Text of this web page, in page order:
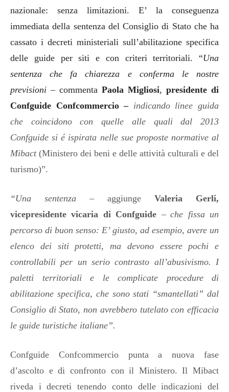
nazionale: senza limitazioni. E’ la conseguenza
immediata della sentenza del Consiglio di Stato che ha
cassato i decreti ministeriali sull’abilitazione specifica
delle guide per siti e con criteri territoriali. “Una
sentenza che fa chiarezza e conferma le nostre
previsioni –commenta Paola Migliosi, presidente di
Confguide Confcommercio– indicando linee guida
che coincidono con quelle alle quali dal 2013
Confguide si é ispirata nelle sue proposte normative al
Mibact(Ministero dei beni e delle attività culturali e del
turismo)”.
“Una sentenza – aggiunge Valeria Gerli,
vicepresidente vicaria di Confguide – che fissa un
percorso di buon senso: E’ giusto, ad esempio, avere un
elenco dei siti protetti, ma devono essere pochi e
controllabili per un serio contrasto all’abusivismo. I
paletti territoriali e le complicate procedure di
abilitazione specifica, che sono stati “smantellati” dal
Consiglio di Stato, non avrebbero tutelato con efficacia
le guide turistiche italiane”.
Confguide Confcommercio punta a nuova fase
d’ascolto e di confronto con il Ministero. Il Mibact
riveda i decreti tenendo conto delle indicazioni del